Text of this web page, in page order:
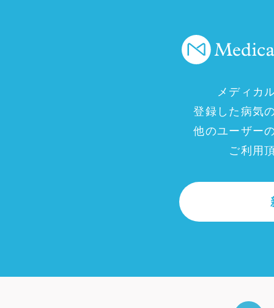
メディカ
登録した病気
他のユーザー
ご利用